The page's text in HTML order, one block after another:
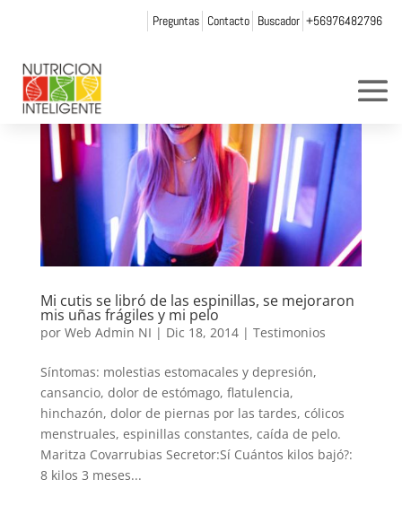
Preguntas Contacto Buscador +56976482796
Mi cutis se libró de las espinillas, se mejoraron
mis uñas frágiles y mi pelo
por Web Admin NI | Dic 18, 2014| Testimonios
Síntomas: molestias estomacales y depresión,
cansancio, dolor de estómago, flatulencia,
hinchazón, dolor de piernas por las tardes, cólicos
menstruales, espinillas constantes, caída de pelo.
Maritza Covarrubias Secretor:Sí Cuántos kilos bajó?:
8 kilos 3 meses...